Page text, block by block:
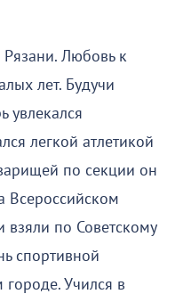
Любовь к
лет. Будучи
увлекался
легкой атлетикой
по секции он
Всероссийском
взяли по Советскому
спортивной
Учился в